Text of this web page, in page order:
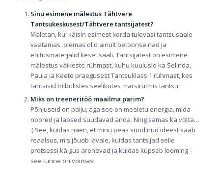
Sinu esimene mälestus Tähtvere
Tantsukeskusest/Tähtvere tantsijatest?
Mäletan, kui käisin esimest korda tulevasi tantsusaale
vaatamas, olemas olid ainult betoonseinad ja
ehitusmaterjalid keset saali. Tantsijatest on esimene
mälestus väikeste rühmast, kuhu kuulusid ka Selinda,
Paula ja Keete praegusest Tantsuklass 1 rühmast, kes
tantsisid triibulistes seelikutes marsirütmis tantsu.
Miks on treeneritöö maailma parim?
Põhjuseid on palju, aga see on meeletu energia, mida
noored ja lapsed suudavad anda. Ning samas ka võtta…
:) See, kuidas näen, et minu peas sündinud ideest saab
reaalsus, mis jõuab lavale, kuidas tantsijad selle
protsessi käigus arenevad ja kuidas küpseb looming –
see tunne on võimas!